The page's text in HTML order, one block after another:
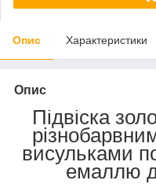
Опис Характеристики
Опис
Підвіска
висульками
емаллю